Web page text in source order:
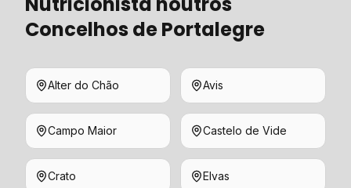
Concelhos dePortalegre
Alter do Chão Avis
Campo Maior Castelo de Vide
Crato Elvas